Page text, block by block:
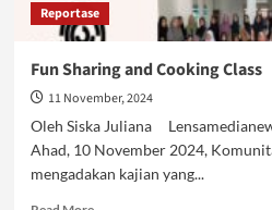
Reportase
Fun Sharing and Cooking Class
11 November, 2024
Oleh Siska Juliana
Ahad, 10 November 2024,
mengadakan kajian yang...
Read